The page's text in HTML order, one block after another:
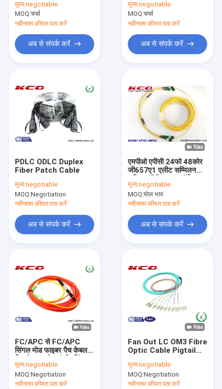
उत्पाद
वीडियो
हमारे बारे में
गुणवत्ता नियंत्रण
हमसे संपर्क करें
मल्टीमोड OM4 फाइबर
ऑप्टिक पैच कॉर्ड
मूल्य:negotiable
MOQ:चर्चा
नवीनतम कीमत पता करें
अब से संपर्क करें
FC/UPC फाइबर ऑप्टिक पैच
कॉर्ड
मूल्य:negotiable
MOQ:चर्चा
नवीनतम कीमत पता करें
अब से संपर्क करें
PDLC ODLC Duplex
Fiber Patch Cable
मूल्य:negotiable
MOQ:Negotiation
नवीनतम कीमत पता करें
अब से संपर्क करें
एमपीओ एपीसी 24फो 48कोर
जी657ए1 एलीट सम्मिलन
पैच केबल
मूल्य:negotiable
MOQ:मोल भाव
नवीनतम कीमत पता करें
अब से संपर्क करें
FC/APC से FC/APC
सिंगल मोड फाइबर पैच केबल
फाइबर ऑप्टिक पैच कॉर्ड
मूल्य:negotiable
MOQ:Negotiation
नवीनतम कीमत पता करें
Fan Out LC OM3 Fibre
Optic Cable Pigtail
12 Cores
मूल्य:negotiable
MOQ:Negotiation
नवीनतम कीमत पता करें